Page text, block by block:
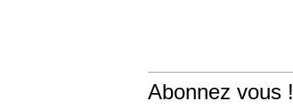
Abonnez vous !